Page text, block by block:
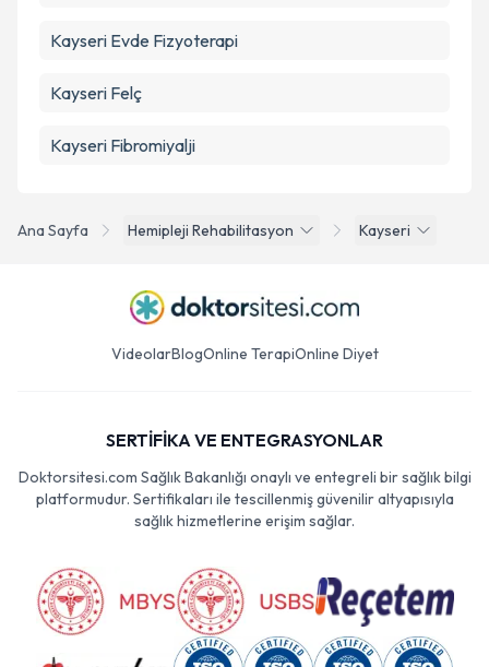
Ana Sayfa Hemipleji Rehabilitasyon Kayseri
Kayseri Evde Fizyoterapi
Kayseri Felç
Kayseri Fibromiyalji
VideolarBlogOnline TerapiOnline Diyet
SERTİFİKA VE ENTEGRASYONLAR
Doktorsitesi.com Sağlık Bakanlığı onaylı ve entegreli bir sağlık bilgi
platformudur. Sertifikaları ile tescillenmiş güvenilir altyapısıyla
sağlık hizmetlerine erişim sağlar.